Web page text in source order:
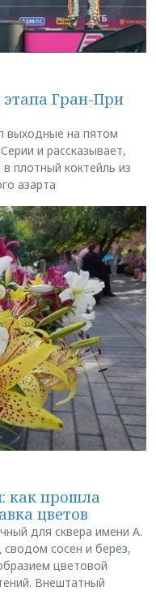
этапа Гран-При
выходные на пятом
и рассказывает,
в плотный коктейль из
азарта
как прошла
цветов
для сквера имени А.
сосен и берёз,
цветовой
Внештатный